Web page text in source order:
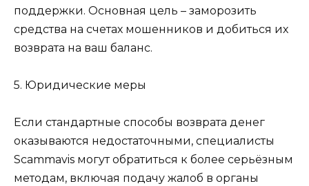
поддержки. Основная цель – заморозить
средства на счетах мошенников и добиться их
возврата на ваш баланс.
5. Юридические меры
Если стандартные способы возврата денег
оказываются недостаточными, специалисты
Scammavis могут обратиться к более серьёзным
методам, включая подачу жалоб в органы